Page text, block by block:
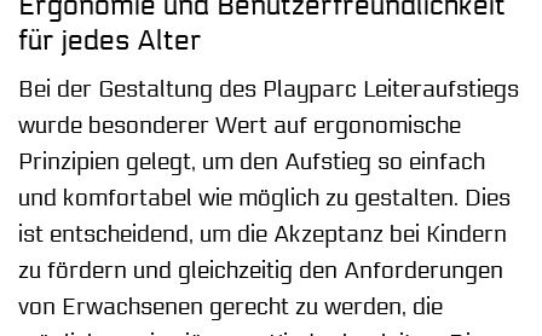
für jedes Alter
Bei der Gestaltung des Playparc Leiteraufstiegs
wurde besonderer Wert auf ergonomische
Prinzipien gelegt, um den Aufstieg so einfach
und komfortabel wie möglich zu gestalten. Dies
ist entscheidend, um die Akzeptanz bei Kindern
zu fördern und gleichzeitig den Anforderungen
von Erwachsenen gerecht zu werden, die